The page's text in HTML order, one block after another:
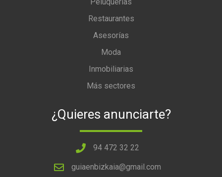
Peluquerías
Restaurantes
Asesorías
Moda
Inmobiliarias
Más sectores
¿Quieres anunciarte?
94 472 32 22
guiaenbizkaia@gmail.com